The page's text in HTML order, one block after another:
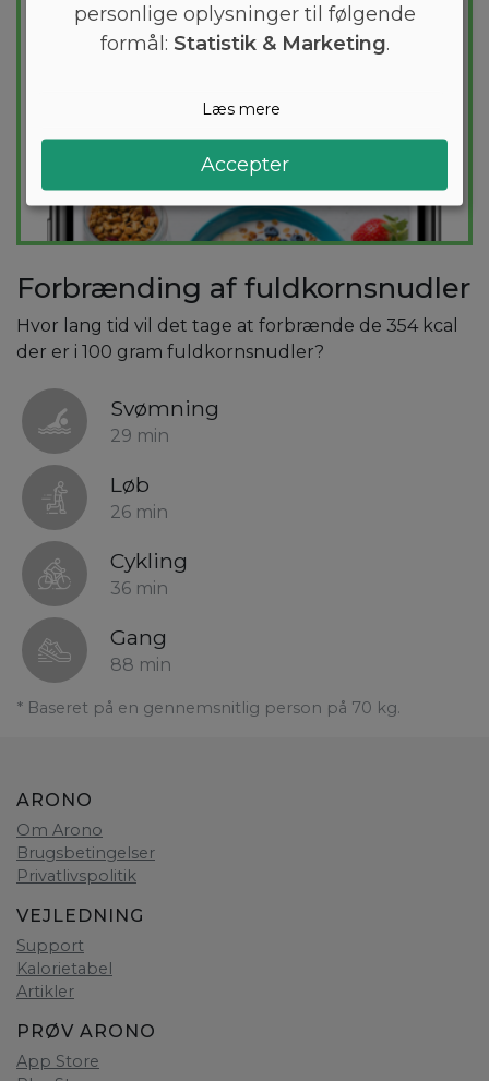
Forbrænding af fuldkornsnudler
Hvor lang tid vil det tage at forbrænde de 354 kcal
der er i 100 gram fuldkornsnudler?
Svømning
29 min
Løb
26 min
Cykling
36 min
Gang
88 min
* Baseret på en gennemsnitlig person på 70 kg.
ARONO
Om Arono
Brugsbetingelser
Privatlivspolitik
VEJLEDNING
Support
Kalorietabel
Artikler
PRØV ARONO
App Store
personlige oplysninger til følgende
formål: Statistik & Marketing.
Læs mere
Accepter